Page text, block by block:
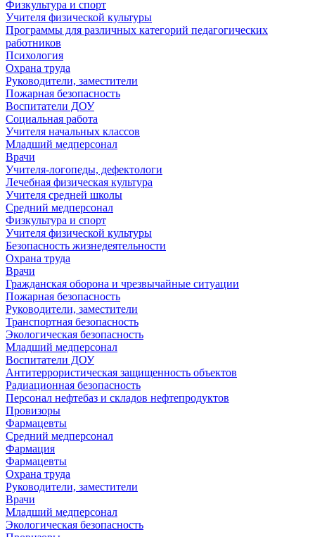
Физкультура и спорт
Учителя физической культуры
Программы для различных категорий педагогических
работников
Психология
Охрана труда
Руководители, заместители
Пожарная безопасность
Воспитатели ДОУ
Социальная работа
Учителя начальных классов
Младший медперсонал
Врачи
Учителя-логопеды, дефектологи
Лечебная физическая культура
Учителя средней школы
Средний медперсонал
Физкультура и спорт
Учителя физической культуры
Безопасность жизнедеятельности
Охрана труда
Врачи
Гражданская оборона и чрезвычайные ситуации
Пожарная безопасность
Руководители, заместители
Транспортная безопасность
Экологическая безопасность
Младший медперсонал
Воспитатели ДОУ
Антитеррористическая защищенность объектов
Радиационная безопасность
Персонал нефтебаз и складов нефтепродуктов
Провизоры
Фармацевты
Средний медперсонал
Фармация
Фармацевты
Охрана труда
Руководители, заместители
Врачи
Младший медперсонал
Экологическая безопасность